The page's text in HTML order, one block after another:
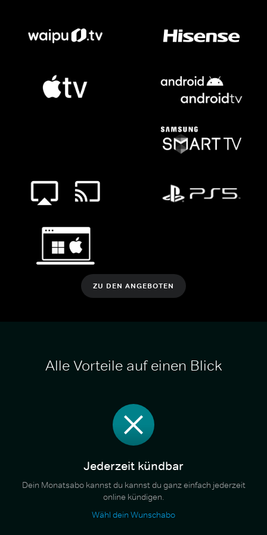
ZU DEN ANGEBOTEN
Alle Vorteile auf einen Blick
Jederzeit kündbar
Dein Monatsabo kannst du kannst du ganz einfach jederzeit
online kündigen.
Wähl dein Wunschabo